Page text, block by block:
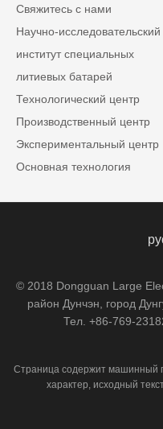
Свяжитесь с нами
Научно-исследовательский
институт специальных
литиевых батарей
Технологический центр
Производственный центр
Экспериментальный центр
Основная технология
© 2018 Dongguan Large
район Дунчэн, город
Тел. +86-769-
Страница содержит машинный
характер, исходный